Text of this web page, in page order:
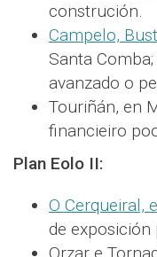
construción.
Campelo,
Santa
avanzado o
Touriñán, en
financieiro
Plan Eolo II:
O Cerqueiral,
de exposición